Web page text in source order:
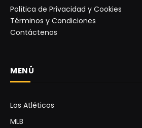
Política de Privacidad y Cookies
Términos y Condiciones
Contáctenos
MENÚ
Los Atléticos
MLB